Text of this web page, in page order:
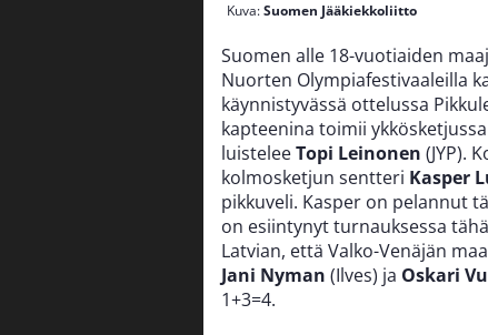
Kuva:Suomen Jääkiekkoliitto
Suomen alle 18-vuotiaiden
Nuorten Olympiafestivaaleilla
käynnistyvässä ottelussa
kapteenina toimii
luisteleeTopi Leinonen (JYP).
kolmosketjun sentteri Kasper
pikkuveli. Kasper on pelannut
on esiintynyt turnauksessa
Latvian, että Valko-Venäjän
Jani Nyman (Ilves) ja Oskari
1+3=4.